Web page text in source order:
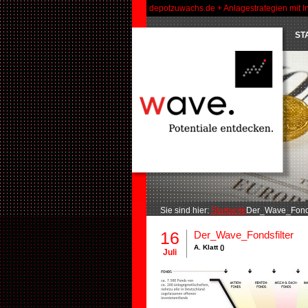
depotzuwachs.de + Anlagestrategien mit
Sie sind hier: Startseite
16
Juli
Der_Wave_Fondsfilter
A. Klatt ()